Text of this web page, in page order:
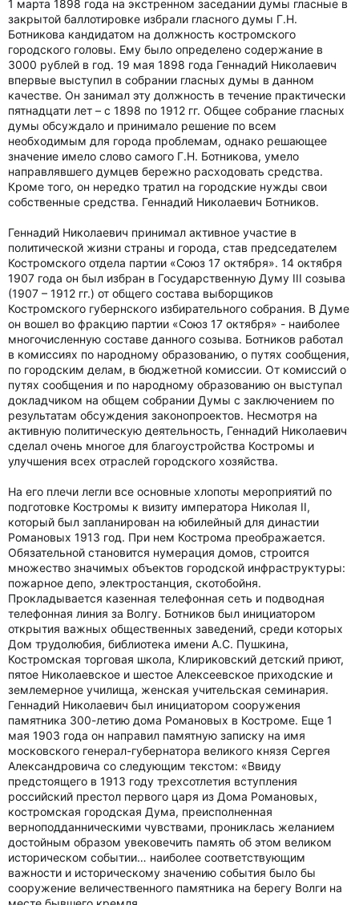
1 марта 1898 года на экстренном заседании думы гласные в
закрытой баллотировке избрали гласного думы Г.Н.
Ботникова кандидатом на должность костромского
городского головы. Ему было определено содержание в
3000 рублей в год. 19 мая 1898 года Геннадий Николаевич
впервые выступил в собрании гласных думы в данном
качестве. Он занимал эту должность в течение практически
пятнадцати лет – с 1898 по 1912 гг. Общее собрание гласных
думы обсуждало и принимало решение по всем
необходимым для города проблемам, однако решающее
значение имело слово самого Г.Н. Ботникова, умело
направлявшего думцев бережно расходовать средства.
Кроме того, он нередко тратил на городские нужды свои
собственные средства. Геннадий Николаевич Ботников.
Геннадий Николаевич принимал активное участие в
политической жизни страны и города, став председателем
Костромского отдела партии «Союз 17 октября». 14 октября
1907 года он был избран в Государственную Думу III созыва
(1907 – 1912 гг.) от общего состава выборщиков
Костромского губернского избирательного собрания. В Думе
он вошел во фракцию партии «Союз 17 октября» - наиболее
многочисленную составе данного созыва. Ботников работал
в комиссиях по народному образованию, о путях сообщения,
по городским делам, в бюджетной комиссии. От комиссий о
путях сообщения и по народному образованию он выступал
докладчиком на общем собрании Думы с заключением по
результатам обсуждения законопроектов. Несмотря на
активную политическую деятельность, Геннадий Николаевич
сделал очень многое для благоустройства Костромы и
улучшения всех отраслей городского хозяйства.
На его плечи легли все основные хлопоты мероприятий по
подготовке Костромы к визиту императора Николая II,
который был запланирован на юбилейный для династии
Романовых 1913 год. При нем Кострома преображается.
Обязательной становится нумерация домов, строится
множество значимых объектов городской инфраструктуры:
пожарное депо, электростанция, скотобойня.
Прокладывается казенная телефонная сеть и подводная
телефонная линия за Волгу. Ботников был инициатором
открытия важных общественных заведений, среди которых
Дом трудолюбия, библиотека имени А.С. Пушкина,
Костромская торговая школа, Клириковский детский приют,
пятое Николаевское и шестое Алексеевское приходские и
землемерное училища, женская учительская семинария.
Геннадий Николаевич был инициатором сооружения
памятника 300-летию дома Романовых в Костроме. Еще 1
мая 1903 года он направил памятную записку на имя
московского генерал-губернатора великого князя Сергея
Александровича со следующим текстом: «Ввиду
предстоящего в 1913 году трехсотлетия вступления
российский престол первого царя из Дома Романовых,
костромская городская Дума, преисполненная
верноподданническими чувствами, прониклась желанием
достойным образом увековечить память об этом великом
историческом событии… наиболее соответствующим
важности и историческому значению события было бы
сооружение величественного памятника на берегу Волги на